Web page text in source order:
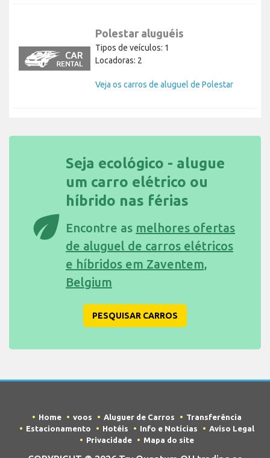
Polestar aluguéis
Tipos de veículos: 1
Locadoras: 2
Veja os carros de aluguel de Polestar
eco
Seja ecológico - alugue
um carro elétrico ou
híbrido nas férias
Encontre as melhores ofertas
de aluguel de carros elétricos
e híbridos em Zaventem,
Belgium
PESQUISAR CARROS
Home voos Aluguer de Carros
Transferência
Estacionamento
Hotéis Info e Notícias
Aviso Legal
Privacidade
Mapa do site